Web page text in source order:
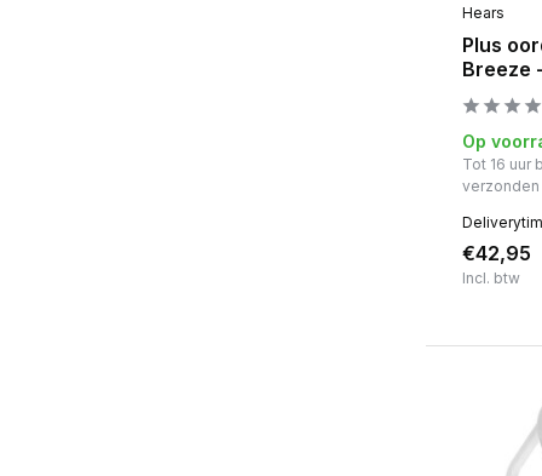
Hears
Plus
Breeze
Op
Tot 16 uur
verzonden
€42,95
Incl. btw